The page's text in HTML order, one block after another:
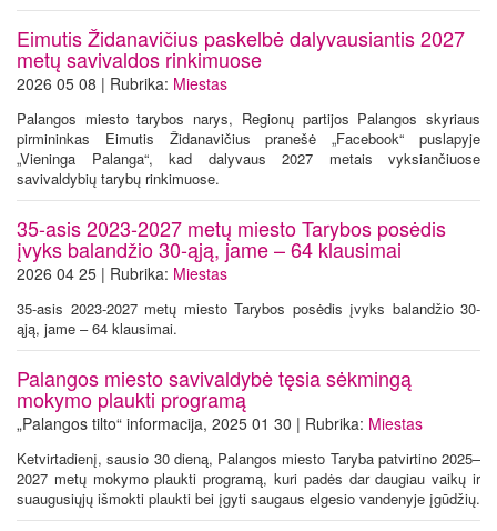
Eimutis Židanavičius paskelbė dalyvausiantis 2027
metų savivaldos rinkimuose
2026 05 08 | Rubrika: Miestas
Palangos miesto tarybos narys, Regionų partijos Palangos skyriaus
pirmininkas Eimutis Židanavičius pranešė „Facebook“ puslapyje
„Vieninga Palanga“, kad dalyvaus 2027 metais vyksiančiuose
savivaldybių tarybų rinkimuose.
35-asis 2023-2027 metų miesto Tarybos posėdis
įvyks balandžio 30-ąją, jame – 64 klausimai
2026 04 25 | Rubrika: Miestas
35-asis 2023-2027 metų miesto Tarybos posėdis įvyks balandžio 30-
ąją, jame – 64 klausimai.
Palangos miesto savivaldybė tęsia sėkmingą
mokymo plaukti programą
„Palangos tilto“ informacija, 2025 01 30 | Rubrika: Miestas
Ketvirtadienį, sausio 30 dieną, Palangos miesto Taryba patvirtino 2025–
2027 metų mokymo plaukti programą, kuri padės dar daugiau vaikų ir
suaugusiųjų išmokti plaukti bei įgyti saugaus elgesio vandenyje įgūdžių.